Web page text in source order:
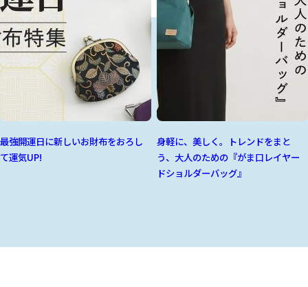
最強開運日に新しいお財布をおろし
て運気UP!
身軽に、美しく。トレンドをまと
う、大人のための『がま口レイヤー
ドショルダーバッグ』